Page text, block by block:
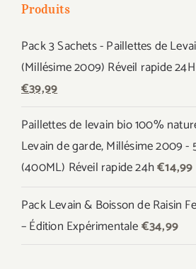
Produits
Pack 3 Sachets - Paillettes de
(Millésime 2009) Réveil rapide 24H
Le
initial
était :
€44,97.
€39,99Le
actuel
est :
€39,99.
Paillettes de levain bio 100%
Levain de garde, Millésime 2009 -
(400ML) Réveil rapide 24h€14,99
Pack Levain & Boisson de Raisin
– Édition Expérimentale€34,99